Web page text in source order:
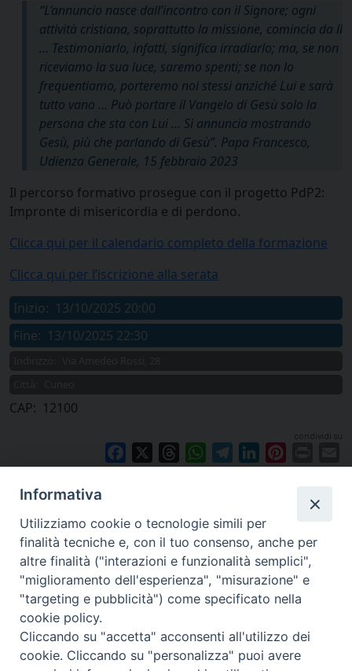
“L’annuncio nasce dall’incontro con il Signore; ogni
attività cristiana, soprattutto la missione, comincia da lì
… Testimoniarlo, infatti, significa irradiarlo; ma, se non
riceviamo la sua luce, saremo spenti; se non lo
frequentiamo, porteremo noi stessi anziché Lui e sarà
tutto vano … Può portare il Vangelo di Gesù solo la
persona che sta con Lui … Si annuncia mostrando
Gesù, più che parlando di Gesù”. Papa Francesco,
Udienza Generale, 15 febbraio 2023
Il percorso formativo prosegue con il progetto PdP2:
Impronte di misericordia e di perdono.
Clicca qui per il calendario completo della formazione
Clicca qui per l’iscrizione alla serata
Inizio: 13/10/2025 20:00
Fine: 13/10/2025 22:30
CAP: 12100
condividi su
Facebook ThreadsWhatsAppTelegramLinkedIn
via Amedeo Rossi, 28 - 12100 Cuneo
Informativa
Utilizziamo cookie o tecnologie simili per
finalità tecniche e, con il tuo consenso, anche per
altre finalità ("interazioni e funzionalità semplici",
"miglioramento dell'esperienza", "misurazione" e
"targeting e pubblicità") come specificato nella
cookie policy.
Cliccando su "accetta" acconsenti all'utilizzo dei
cookie. Cliccando su "personalizza" puoi avere